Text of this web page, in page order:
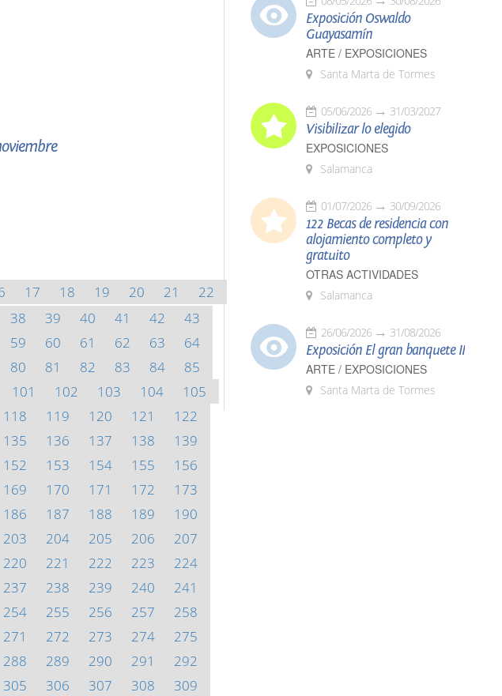
17 18 19 20 21
22
38 39 40 41 42
43
59 60 61 62 63
64
80 81 82 83 84
85
101 102 103 104
105
118 119 120 121
122
135 136 137 138
139
152 153 154 155
156
169 170 171 172
173
186 187 188 189
190
203 204 205 206
207
220 221 222 223
224
237 238 239 240
241
254 255 256 257
258
271 272 273 274
275
288 289 290 291
292
305 306 307 308 309
Exposición Oswaldo
Guayasamín
ARTE / EXPOSICIONES
Santa Marta de Tormes
05/06/2026 31/03/2027
Visibilizar lo elegido
EXPOSICIONES
Salamanca
01/07/2026 30/09/2026
122 Becas de residencia con
alojamiento completo y
gratuito
OTRAS ACTIVIDADES
Salamanca
26/06/2026 31/08/2026
Exposición El gran banquete II
ARTE / EXPOSICIONES
Santa Marta de Tormes